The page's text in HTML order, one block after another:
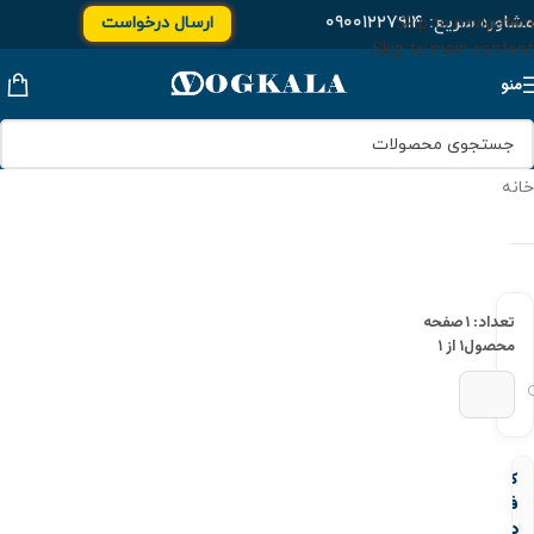
Skip to navigation
Skip to main content
مشاوره سریع:۰۹۰۰۱۲۲۷۹۱۴ ارسال درخواست
منو
خانه
تعداد: ۱
محصول
صفحه
۱ از ۱
کپ
فولادی